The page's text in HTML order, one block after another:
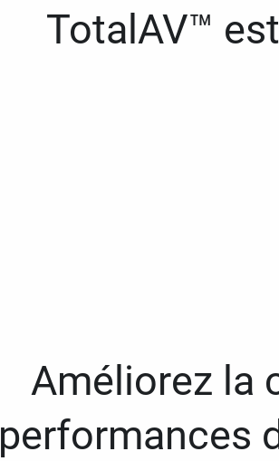
TotalAV™
Améliorez la
performances